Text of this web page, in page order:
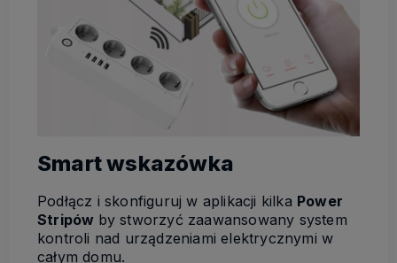
Smart wskazówka
Podłącz i skonfiguruj w aplikacji kilka Power
Stripów by stworzyć zaawansowany system
kontroli nad urządzeniami elektrycznymi w
całym domu.